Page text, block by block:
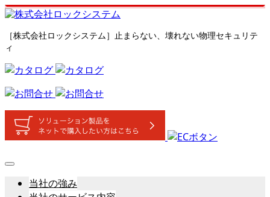
［株式会社ロックシステム］止まらない、壊れない物理セキュリテ
ィ
当社の強み